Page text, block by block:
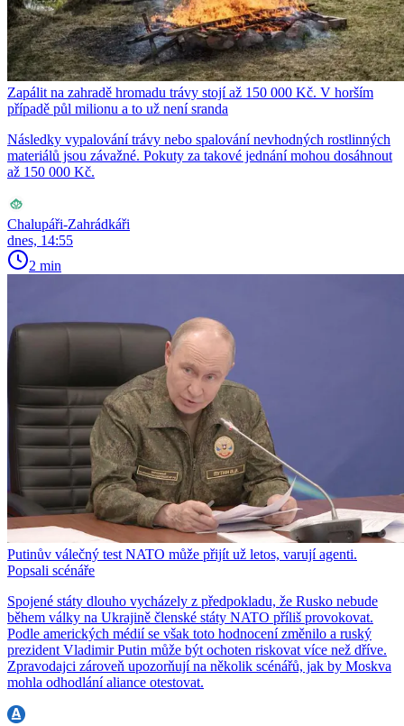
Zapálit na zahradě hromadu trávy stojí až 150 000 Kč. V horším
případě půl milionu a to už není sranda
Následky vypalování trávy nebo spalování nevhodných rostlinných
materiálů jsou závažné. Pokuty za takové jednání mohou dosáhnout
až 150 000 Kč.
Chalupáři-Zahrádkáři
dnes, 14:55
2 min
Putinův válečný test NATO může přijít už letos, varují agenti.
Popsali scénáře
Spojené státy dlouho vycházely z předpokladu, že Rusko nebude
během války na Ukrajině členské státy NATO příliš provokovat.
Podle amerických médií se však toto hodnocení změnilo a ruský
prezident Vladimir Putin může být ochoten riskovat více než dříve.
Zpravodajci zároveň upozorňují na několik scénářů, jak by Moskva
mohla odhodlání aliance otestovat.